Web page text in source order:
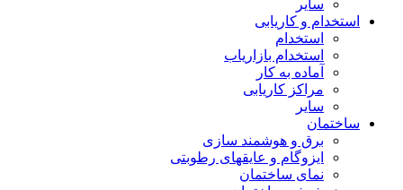
سایر
استخدام و کاریابی
استخدام
استخدام بازاریاب
آماده به کار
مراکز کاریابی
سایر
ساختمان
برق و هوشمند سازی
ایزوگام و عایقهای رطوبتی
نمای ساختمان